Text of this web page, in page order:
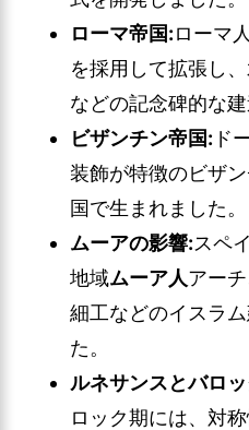
ローマ帝国:ローマ
を採用して拡張し
などの記念碑的な
ビザンチン帝国: ド
装飾が特徴のビザ
国で生まれました。
ムーアの影響:スペ
地域ムーア人アー
細工などのイスラ
た。
ルネサンスとバロ
ロック期には、対